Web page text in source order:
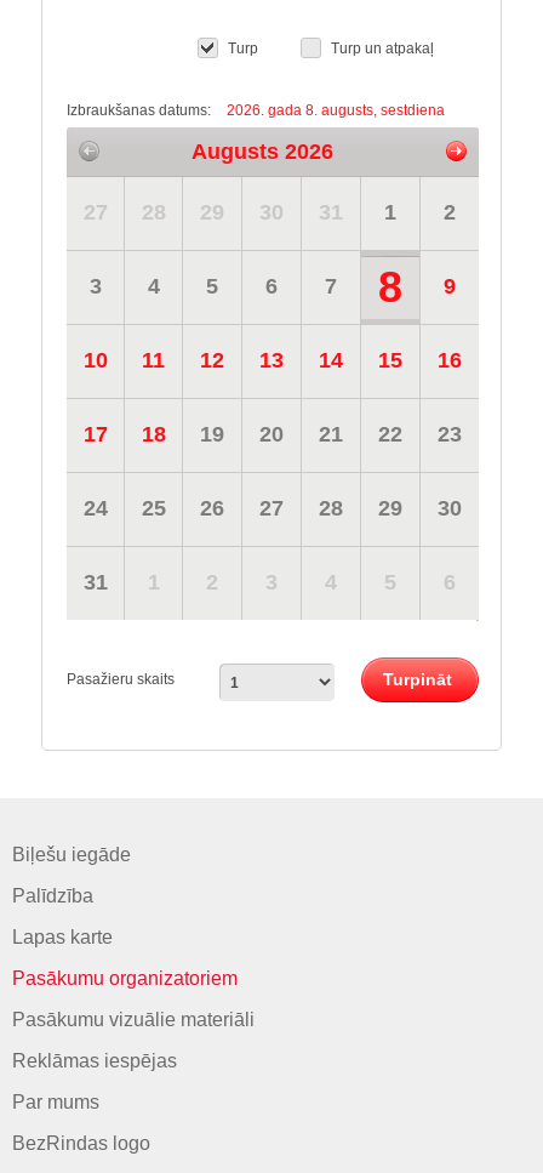
Turp Turp un atpakaļ
Izbraukšanas datums: 2026. gada 8. augusts, sestdiena
Augusts 2026
27 28 29 30 31 1 2
3 4 5 6 7 8 9
10 11 12 13 14 15 16
17 18 19 20 21 22 23
24 25 26 27 28 29 30
31 1 2 3 4 5 6
Pasažieru skaits Turpināt
Biļešu iegāde
Palīdzība
Lapas karte
Pasākumu organizatoriem
Pasākumu vizuālie materiāli
Reklāmas iespējas
Par mums
BezRindas logo